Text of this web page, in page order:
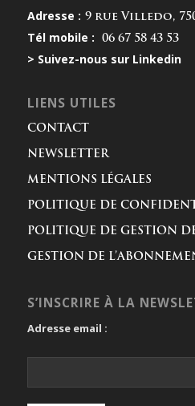
Adresse : 9 rue Villedo,
Tél mobile : 06 67 58 43 53
> Suivez-nous sur Linkedin
LIENS UTILES
CONTACT
NEWSLETTER
MENTIONS LÉGALES
POLITIQUE DE
POLITIQUE DE GESTION
GESTION DE
S’INSCRIRE À LA
Adresse email :